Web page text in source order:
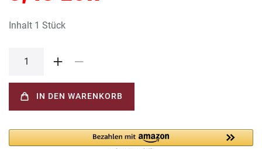
Inhalt 1 Stück
IN DEN WARENKORB